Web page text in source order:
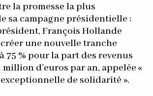
la promesse la plus
sa campagne présidentielle :
François Hollande
créer une nouvelle tranche
75 % pour la part des revenus
d’euros par an, appelée «
de solidarité ».